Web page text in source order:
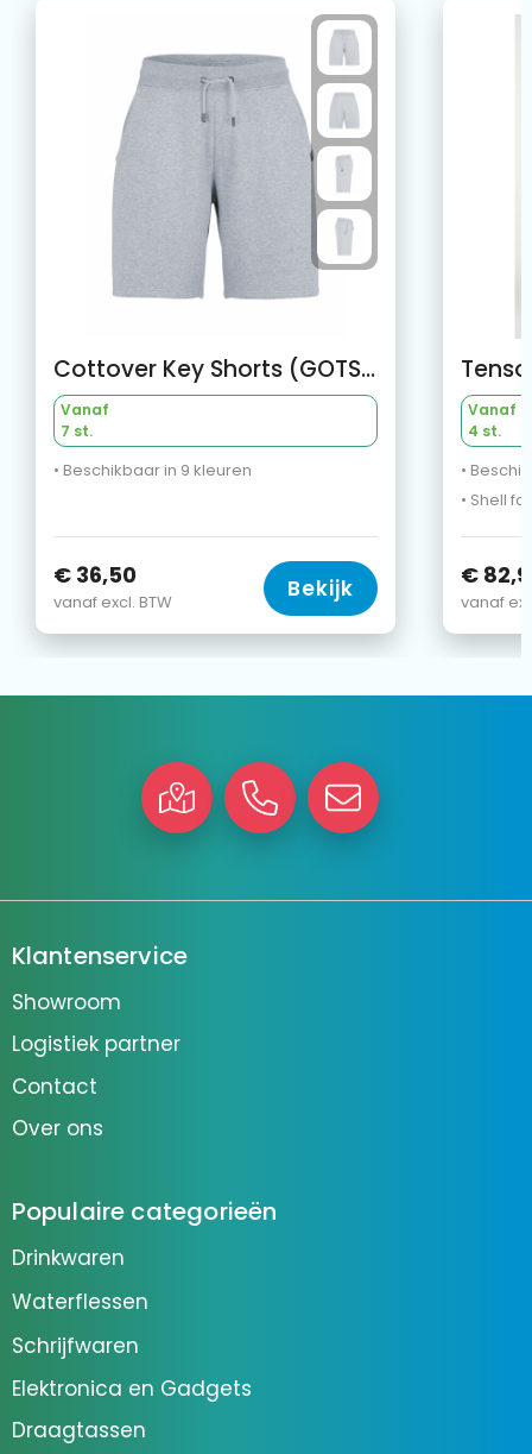
Cottover Key Shorts (GOTS) Korte Broek Unisex
Vanaf
7 st.
• Beschikbaar in 9 kleuren
€ 36,50
vanaf excl. BTW Bekijk
Vanaf
4 st.
•
€
vanaf
Klantenservice
Showroom
Logistiek partner
Contact
Over ons
Populaire categorieën
Drinkwaren
Waterflessen
Schrijfwaren
Elektronica en Gadgets
Draagtassen